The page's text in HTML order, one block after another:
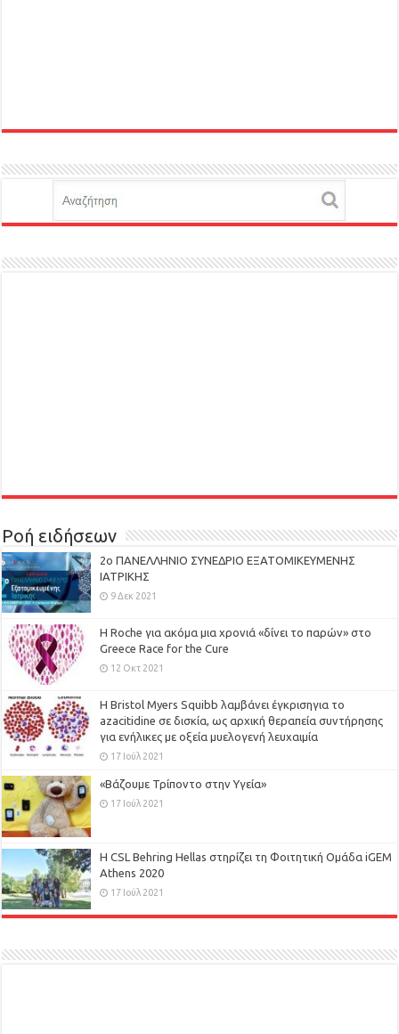
Ροή ειδήσεων
2ο ΠΑΝΕΛΛΗΝΙΟ ΣΥΝΕΔΡΙΟ ΕΞΑΤΟΜΙΚΕΥΜΕΝΗΣ
ΙΑΤΡΙΚΗΣ
9 Δεκ 2021
H Roche για ακόμα μια χρονιά «δίνει το παρών» στο
Greece Race for the Cure
12 Οκτ 2021
Η Bristol Myers Squibb λαμβάνει έγκρισηγια το
azacitidine σε δισκία, ως αρχική θεραπεία συντήρησης
για ενήλικες με οξεία μυελογενή λευχαιμία
17 Ιούλ 2021
«Βάζουμε Τρίποντο στην Υγεία»
17 Ιούλ 2021
H CSL Behring Hellas στηρίζει τη Φοιτητική Ομάδα iGEM
Athens 2020
17 Ιούλ 2021